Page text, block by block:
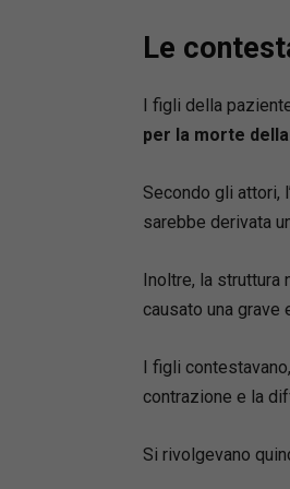
Le
I figli della
per la morte
Secondo gli attori,
sarebbe derivata
Inoltre, la struttura
causato una grave
I figli
contrazione e la
Si rivolgevano